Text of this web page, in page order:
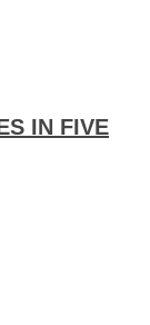
IN FIVE